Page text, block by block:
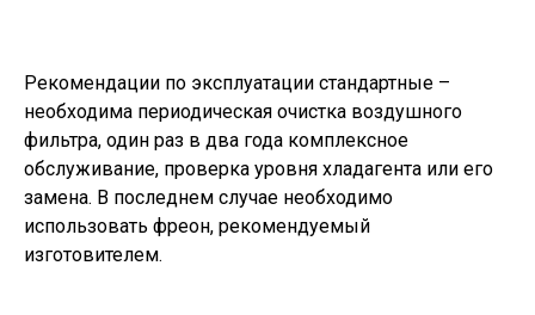
Рекомендации по эксплуатации стандартные –
необходима периодическая очистка воздушного
фильтра, один раз в два года комплексное
обслуживание, проверка уровня хладагента или его
замена. В последнем случае необходимо
использовать фреон, рекомендуемый
изготовителем.